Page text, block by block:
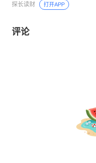
探长读财 打开APP
评论